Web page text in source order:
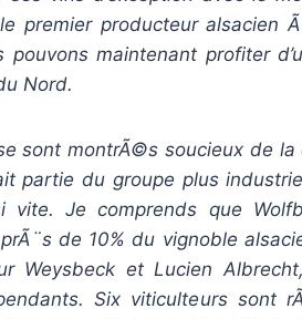
premier producteur alsacien
maintenant profiter
Nord.
sont montrÃ©s soucieux de
partie du groupe plus
vite. Je comprends que
de 10% du vignoble
Weysbeck et Lucien
Six viticulteurs sont